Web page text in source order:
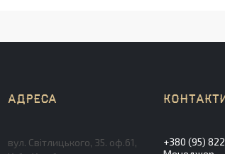
вул. Світлицького, 35. оф.61,
+380 (95)